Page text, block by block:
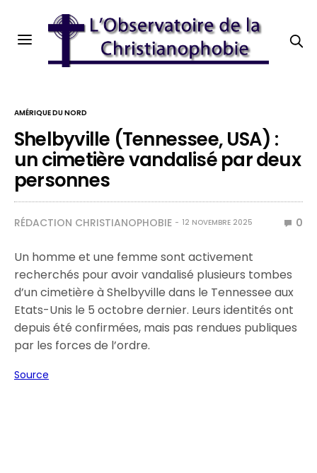
AMÉRIQUE DU NORD
Shelbyville (Tennessee, USA) :
un cimetière vandalisé par deux
personnes
RÉDACTION CHRISTIANOPHOBIE 12 NOVEMBRE 2025 0
Un homme et une femme sont activement
recherchés pour avoir vandalisé plusieurs tombes
d’un cimetière à Shelbyville dans le Tennessee aux
Etats-Unis le 5 octobre dernier. Leurs identités ont
depuis été confirmées, mais pas rendues publiques
par les forces de l’ordre.
Source